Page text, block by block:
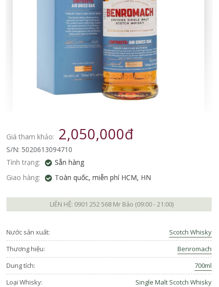
Giá tham khảo: 2,050,000đ
S/N: 5020613094710
Tình trạng:
Sẵn hàng
Giao hàng:
Toàn quốc, miễn phí HCM, HN
LIÊN HỆ: 0901 252 568Mr Bảo (09:00 - 21:00)
Nước sản xuất:
Scotch Whisky
Thương hiệu:
Benromach
Dung tích:
700ml
Loại Whisky:
Single Malt Scotch Whisky